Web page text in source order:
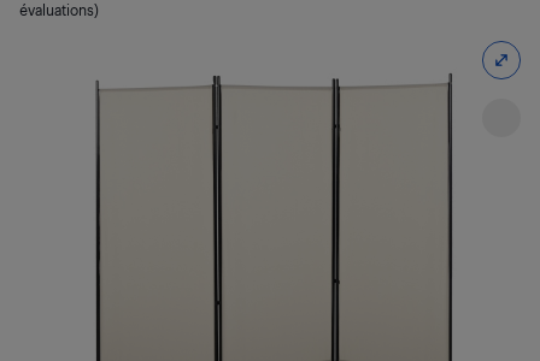
évaluations)